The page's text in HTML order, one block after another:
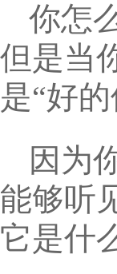
你怎
但是当
是“好
因为
能够听
它是什